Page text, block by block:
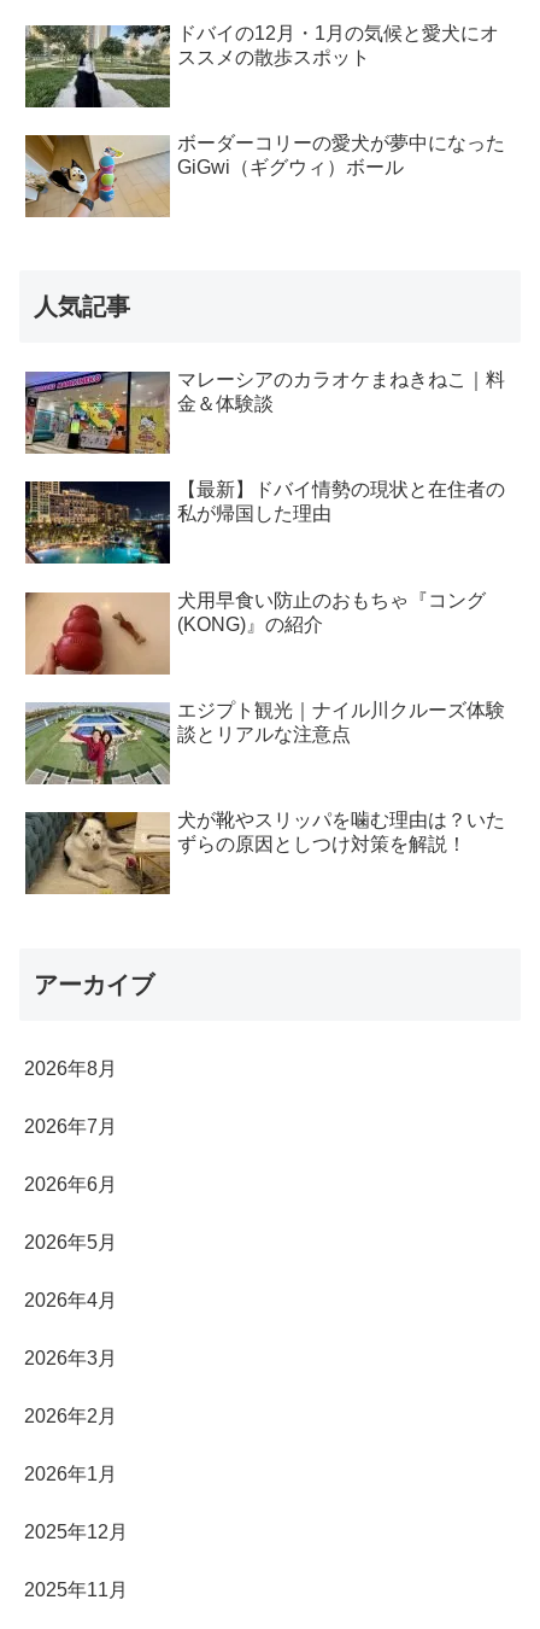
ドバイの12月・1月の気候と愛犬にオ
ススメの散歩スポット
ボーダーコリーの愛犬が夢中になった
GiGwi（ギグウィ）ボール
人気記事
マレーシアのカラオケまねきねこ｜料
金＆体験談
【最新】ドバイ情勢の現状と在住者の
私が帰国した理由
犬用早食い防止のおもちゃ『コング
(KONG)』の紹介
エジプト観光｜ナイル川クルーズ体験
談とリアルな注意点
犬が靴やスリッパを噛む理由は？いた
ずらの原因としつけ対策を解説！
アーカイブ
2026年8月
2026年7月
2026年6月
2026年5月
2026年4月
2026年3月
2026年2月
2026年1月
2025年12月
2025年11月